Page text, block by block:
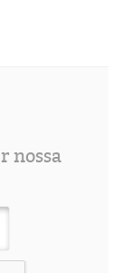
nossa